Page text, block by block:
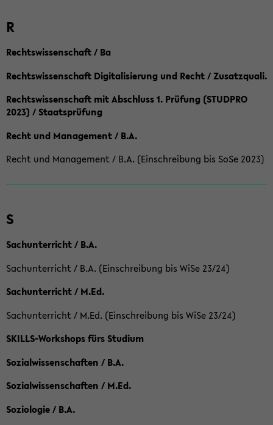
R
Rechtswissenschaft / Ba
Rechtswissenschaft Digitalisierung und Recht / Zusatzquali.
Rechtswissenschaft mit Abschluss 1. Prüfung (STUDPRO
2023) / Staatsprüfung
Recht und Management / B.A.
Recht und Management / B.A. (Einschreibung bis SoSe 2023)
S
Sachunterricht / B.A.
Sachunterricht / B.A. (Einschreibung bis WiSe 23/24)
Sachunterricht / M.Ed.
Sachunterricht / M.Ed. (Einschreibung bis WiSe 23/24)
SKILLS-Workshops fürs Studium
Sozialwissenschaften / B.A.
Sozialwissenschaften / M.Ed.
Soziologie / B.A.